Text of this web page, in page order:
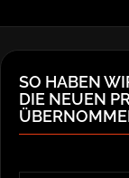
SO HABEN
DIE NEUEN